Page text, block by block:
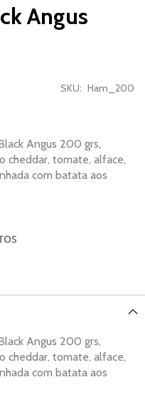
Angus
SKU Ham_200
Angus 200 grs,
cheddar, tomate, alface,
com batata aos
Angus 200 grs,
cheddar, tomate, alface,
com batata aos